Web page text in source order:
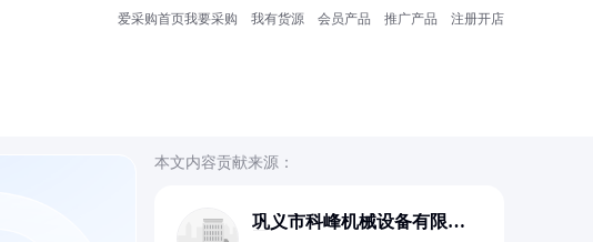
爱采购首页我要采购 我有货源 会员产品 推广产品 注册开店
本文内容贡献来源：
巩义市科峰机械设备有限公